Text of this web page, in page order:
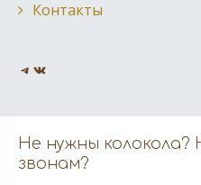
Контакты
Telegram
Не нужны
звонам?